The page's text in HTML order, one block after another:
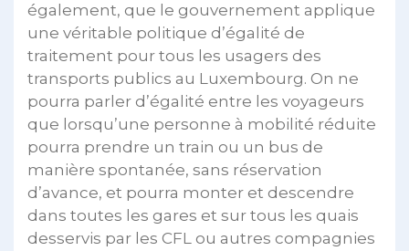
également, que le gouvernement applique
une véritable politique d’égalité de
traitement pour tous les usagers des
transports publics au Luxembourg. On ne
pourra parler d’égalité entre les voyageurs
que lorsqu’une personne à mobilité réduite
pourra prendre un train ou un bus de
manière spontanée, sans réservation
d’avance, et pourra monter et descendre
dans toutes les gares et sur tous les quais
desservis par les CFL ou autres compagnies